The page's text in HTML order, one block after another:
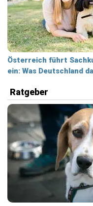
Österreich führt
ein: Was Deutschland
Ratgeber